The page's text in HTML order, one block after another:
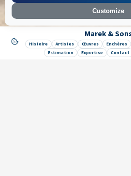
Marek &
Histoire Artistes Œuvres Enchères
Estimation
Expertise Contact
Like it ? Share it !
Customize